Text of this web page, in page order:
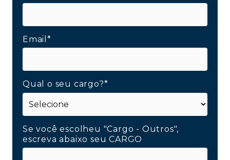
Email*
Qual o seu cargo?*
Se você escolheu "Cargo - Outros",
escreva abaixo seu CARGO